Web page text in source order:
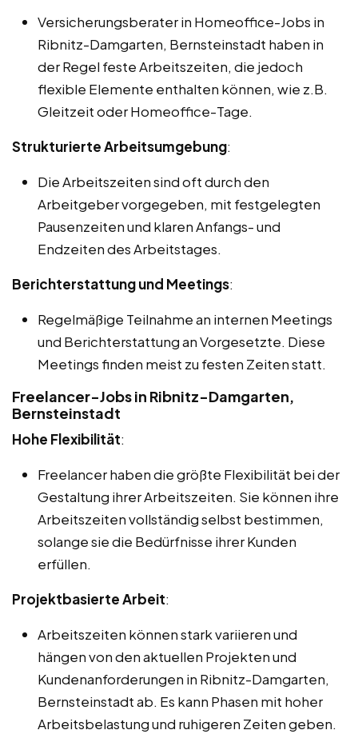
Versicherungsberater in Homeoffice-Jobs in
Ribnitz-Damgarten, Bernsteinstadt haben in
der Regel feste Arbeitszeiten, die jedoch
flexible Elemente enthalten können, wie z.B.
Gleitzeit oder Homeoffice-Tage.
Strukturierte Arbeitsumgebung:
Die Arbeitszeiten sind oft durch den
Arbeitgeber vorgegeben, mit festgelegten
Pausenzeiten und klaren Anfangs- und
Endzeiten des Arbeitstages.
Berichterstattung und Meetings:
Regelmäßige Teilnahme an internen Meetings
und Berichterstattung an Vorgesetzte. Diese
Meetings finden meist zu festen Zeiten statt.
Freelancer-Jobs in Ribnitz-Damgarten,
Bernsteinstadt
Hohe Flexibilität:
Freelancer haben die größte Flexibilität bei der
Gestaltung ihrer Arbeitszeiten. Sie können ihre
Arbeitszeiten vollständig selbst bestimmen,
solange sie die Bedürfnisse ihrer Kunden
erfüllen.
Projektbasierte Arbeit:
Arbeitszeiten können stark variieren und
hängen von den aktuellen Projekten und
Kundenanforderungen in Ribnitz-Damgarten,
Bernsteinstadt ab. Es kann Phasen mit hoher
Arbeitsbelastung und ruhigeren Zeiten geben.